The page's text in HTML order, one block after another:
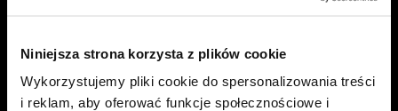
Niniejsza strona korzysta z plików cookie
Wykorzystujemy pliki cookie do spersonalizowania treści
i reklam, aby oferować funkcje społecznościowe i
NIP6152046672
paliwa@ctenergy.pl